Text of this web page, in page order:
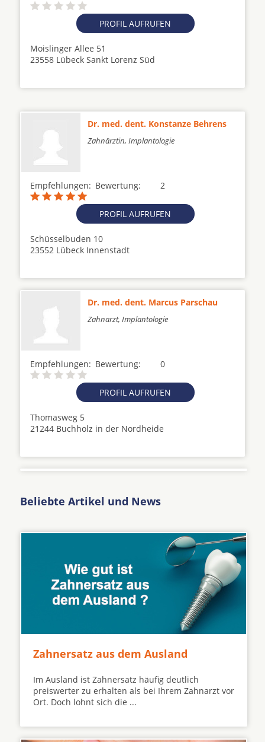
PROFIL AUFRUFEN
Moislinger Allee 51
23558 Lübeck Sankt Lorenz Süd
Dr. med. dent. Konstanze Behrens
Zahnärztin, Implantologie
Empfehlungen: 2
Bewertung:
PROFIL AUFRUFEN
Schüsselbuden 10
23552 Lübeck Innenstadt
Dr. med. dent. Marcus Parschau
Zahnarzt, Implantologie
Empfehlungen: 0
Bewertung:
PROFIL AUFRUFEN
Thomasweg 5
21244 Buchholz in der Nordheide
Beliebte Artikel und News
Zahnersatz aus dem Ausland
Im Ausland ist Zahnersatz häufig deutlich
preiswerter zu erhalten als bei Ihrem Zahnarzt vor
Ort. Doch lohnt sich die ...